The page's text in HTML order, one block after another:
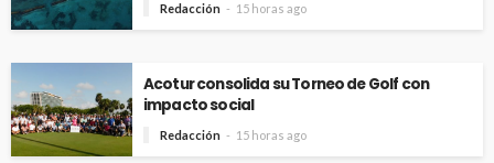
Redacción 15 horas ago
Acotur consolida su Torneo de Golf con
impacto social
Redacción 15 horas ago